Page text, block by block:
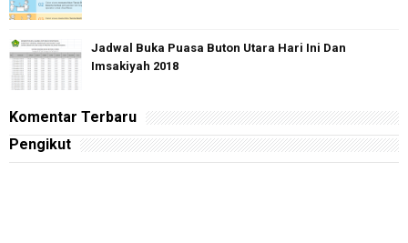
Jadwal Buka Puasa Buton Utara Hari Ini Dan
Imsakiyah 2018
Komentar Terbaru
Pengikut